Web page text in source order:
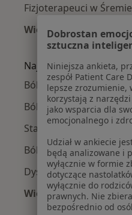
Fizjoterapeuci w Śremie
Więcej (14)
Więcej w
Najczęście leczone
Bóle kręgosłupa w
Ból barku w Środzie
Stany pourazowe w
Ból biodra w Środzie
Dyskopatia w Środzie
Więcej (15)
Więcej w
Dobrostan
sztuczna
Niniejsza ankieta,
zespół Patient Care
lepsze zrozumienie,
korzystają z
jako wsparcia dla
emocjonalnego i
Udział w ankiecie
będą analizowane i
wyłącznie w formie
dotyczące
wyłącznie do
prawnych. Nie
bezpośrednio od